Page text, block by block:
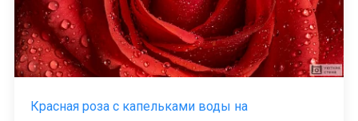
Красная роза с капельками воды на